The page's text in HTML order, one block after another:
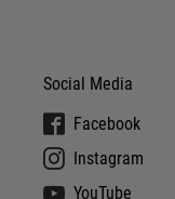
Social Media
Facebook
Instagram
YouTube